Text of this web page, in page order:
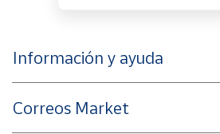
Información y ayuda
Correos Market